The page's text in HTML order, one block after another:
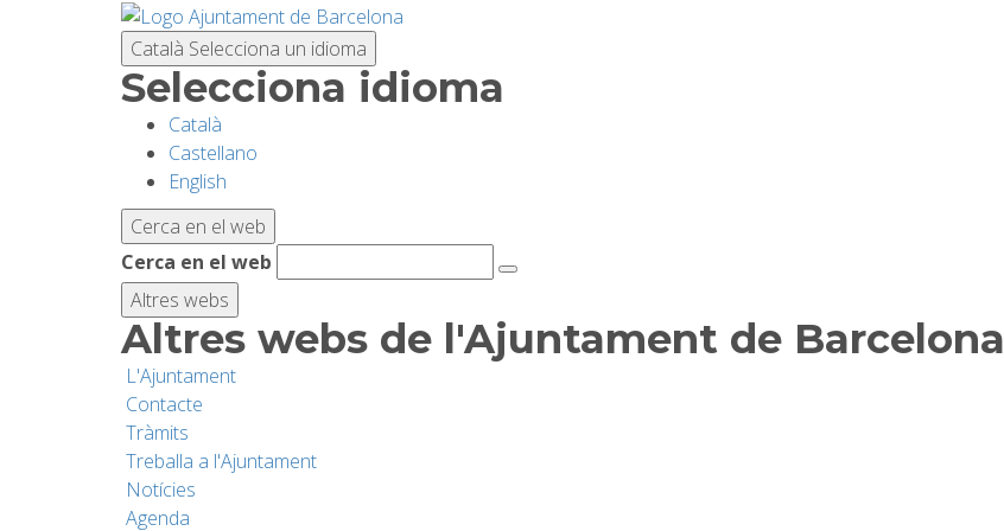
Català Selecciona un idioma
Selecciona idioma
Català
Castellano
English
Cerca en el web
Cerca en el web
Altres webs
Altres webs de l'Ajuntament de Barcelona
L'Ajuntament
Contacte
Tràmits
Treballa a l'Ajuntament
Notícies
Agenda